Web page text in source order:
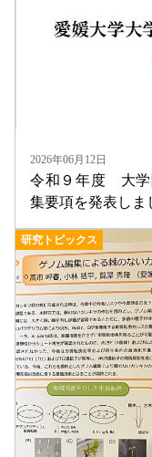
2026年06月12日
令和９年度 大学
集要項を発表しま
研究トピックス